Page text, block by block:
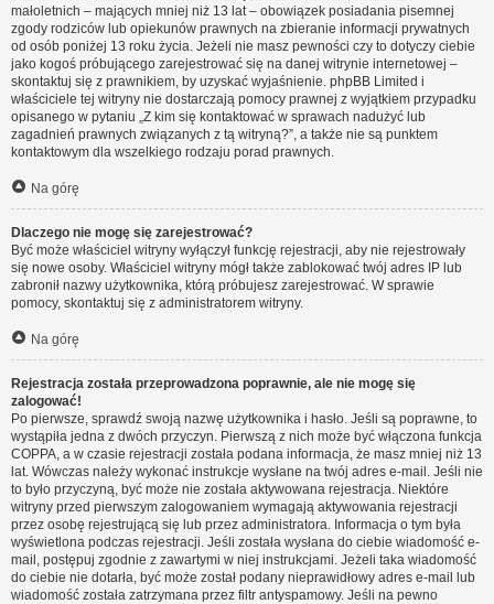
małoletnich – mających mniej niż 13 lat – obowiązek posiadania pisemnej
zgody rodziców lub opiekunów prawnych na zbieranie informacji prywatnych
od osób poniżej 13 roku życia. Jeżeli nie masz pewności czy to dotyczy ciebie
jako kogoś próbującego zarejestrować się na danej witrynie internetowej –
skontaktuj się z prawnikiem, by uzyskać wyjaśnienie. phpBB Limited i
właściciele tej witryny nie dostarczają pomocy prawnej z wyjątkiem przypadku
opisanego w pytaniu „Z kim się kontaktować w sprawach nadużyć lub
zagadnień prawnych związanych z tą witryną?”, a także nie są punktem
kontaktowym dla wszelkiego rodzaju porad prawnych.
Na górę
Dlaczego nie mogę się zarejestrować?
Być może właściciel witryny wyłączył funkcję rejestracji, aby nie rejestrowały
się nowe osoby. Właściciel witryny mógł także zablokować twój adres IP lub
zabronił nazwy użytkownika, którą próbujesz zarejestrować. W sprawie
pomocy, skontaktuj się z administratorem witryny.
Na górę
Rejestracja została przeprowadzona poprawnie, ale nie mogę się
zalogować!
Po pierwsze, sprawdź swoją nazwę użytkownika i hasło. Jeśli są poprawne, to
wystąpiła jedna z dwóch przyczyn. Pierwszą z nich może być włączona funkcja
COPPA, a w czasie rejestracji została podana informacja, że masz mniej niż 13
lat. Wówczas należy wykonać instrukcje wysłane na twój adres e-mail. Jeśli nie
to było przyczyną, być może nie została aktywowana rejestracja. Niektóre
witryny przed pierwszym zalogowaniem wymagają aktywowania rejestracji
przez osobę rejestrującą się lub przez administratora. Informacja o tym była
wyświetlona podczas rejestracji. Jeśli została wysłana do ciebie wiadomość e-
mail, postępuj zgodnie z zawartymi w niej instrukcjami. Jeżeli taka wiadomość
do ciebie nie dotarła, być może został podany nieprawidłowy adres e-mail lub
wiadomość została zatrzymana przez filtr antyspamowy. Jeśli na pewno